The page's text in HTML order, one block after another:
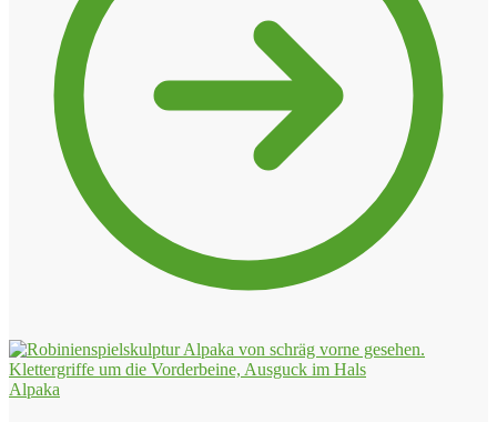
Alpaka